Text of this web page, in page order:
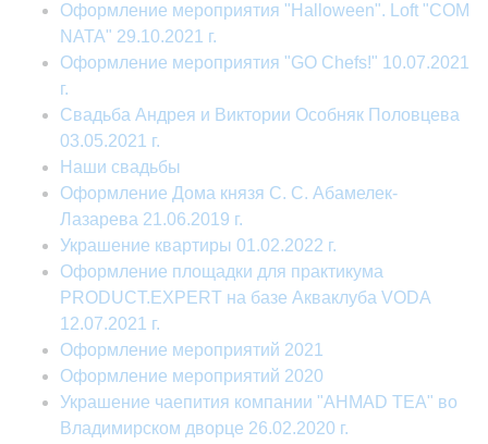
Оформление мероприятия "Halloween". Loft "COM
NATA" 29.10.2021 г.
Оформление мероприятия "GO Chefs!" 10.07.2021
г.
Свадьба Андрея и Виктории Особняк Половцева
03.05.2021 г.
Наши свадьбы
Оформление Дома князя С. С. Абамелек-
Лазарева 21.06.2019 г.
Украшение квартиры 01.02.2022 г.
Оформление площадки для практикума
PRODUCT.EXPERT на базе Акваклуба VODA
12.07.2021 г.
Оформление мероприятий 2021
Оформление мероприятий 2020
Украшение чаепития компании "AHMAD TEA" во
Владимирском дворце 26.02.2020 г.